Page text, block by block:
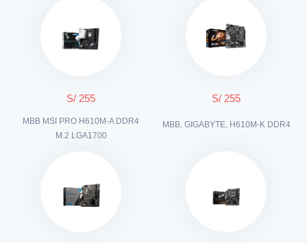
S/ 255
MBB MSI PRO H610M-A DDR4
M.2 LGA1700
S/ 255
MBB, GIGABYTE, H610M-K DDR4